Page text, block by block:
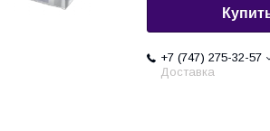
+7 (747) 275-32-57
Доставка